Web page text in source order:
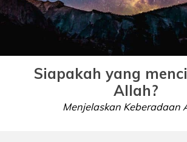
Siapakah yang
Allah?
Menjelaskan Keberadaan